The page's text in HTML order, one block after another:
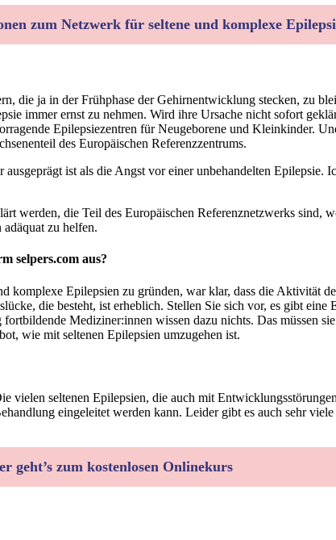
zum Netzwerk für seltene und komplexe
die ja in der Frühphase der Gehirnentwicklung stecken, zu
immer ernst zu nehmen. Wird ihre Ursache nicht sofort
Epilepsiezentren für Neugeborene und Kleinkinder.
des Europäischen Referenzzentrums.
ist als die Angst vor einer unbehandelten Epilepsie.
werden, die Teil des Europäischen Referenznetzwerks sind,
zu helfen.
selpers.com aus?
Epilepsien zu gründen, war klar, dass die Aktivität
die besteht, ist erheblich. Stellen Sie sich vor, es gibt
Mediziner:innen wissen dazu nichts. Das müssen
wie mit seltenen Epilepsien umzugehen ist.
vielen seltenen Epilepsien, die auch mit
eingeleitet werden kann. Leider gibt es auch sehr
geht’s zum kostenlosen Onlinekurs